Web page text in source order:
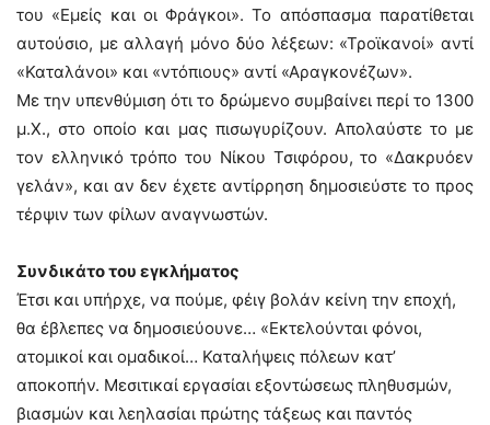
του «Εμείς και οι Φράγκοι». Το απόσπασμα παρατίθεται
αυτούσιο, με αλλαγή μόνο δύο λέξεων: «Τροϊκανοί» αντί
«Καταλάνοι» και «ντόπιους» αντί «Αραγκονέζων».
Με την υπενθύμιση ότι το δρώμενο συμβαίνει περί το 1300
μ.Χ., στο οποίο και μας πισωγυρίζουν. Απολαύστε το με
τον ελληνικό τρόπο του Νίκου Τσιφόρου, το «Δακρυόεν
γελάν», και αν δεν έχετε αντίρρηση δημοσιεύστε το προς
τέρψιν των φίλων αναγνωστών.
Συνδικάτο του εγκλήματος
Έτσι και υπήρχε, να πούμε, φέιγ βολάν κείνη την εποχή,
θα έβλεπες να δημοσιεύουνε… «Εκτελούνται φόνοι,
ατομικοί και ομαδικοί… Καταλήψεις πόλεων κατ’
αποκοπήν. Μεσιτικαί εργασίαι εξοντώσεως πληθυσμών,
βιασμών και λεηλασίαι πρώτης τάξεως και παντός